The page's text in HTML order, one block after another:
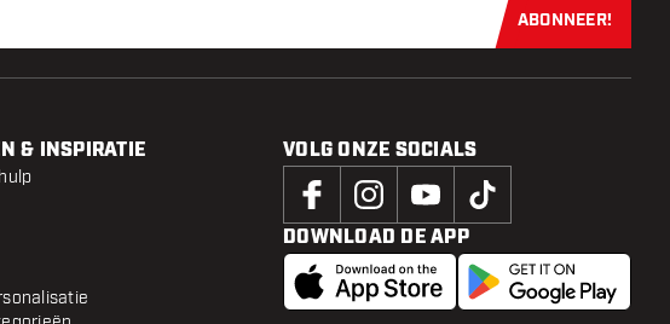
Schrijf je
ABONNEER!
& INSPIRATIE VOLG ONZE SOCIALS
DOWNLOAD DE APP